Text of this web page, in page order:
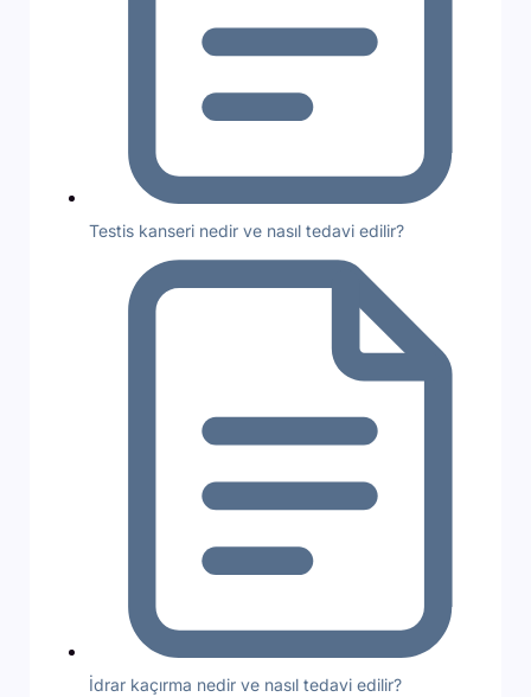
Testis kanseri nedir ve nasıl tedavi edilir?
İdrar kaçırma nedir ve nasıl tedavi edilir?